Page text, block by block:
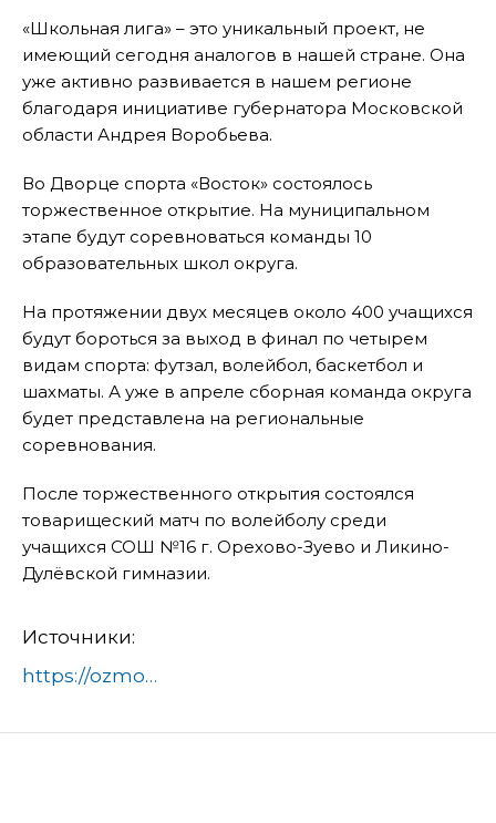
«Школьная лига» – это уникальный проект, не
имеющий сегодня аналогов в нашей стране. Она
уже активно развивается в нашем регионе
благодаря инициативе губернатора Московской
области Андрея Воробьева.
Во Дворце спорта «Восток» состоялось
торжественное открытие. На муниципальном
этапе будут соревноваться команды 10
образовательных школ округа.
На протяжении двух месяцев около 400 учащихся
будут бороться за выход в финал по четырем
видам спорта: футзал, волейбол, баскетбол и
шахматы. А уже в апреле сборная команда округа
будет представлена на региональные
соревнования.
После торжественного открытия состоялся
товарищеский матч по волейболу среди
учащихся СОШ №16 г. Орехово-Зуево и Ликино-
Дулёвской гимназии.
Источники:
https://ozmo.ru/article/orehovo-zuevskij-okrug-vstupil-v-edinuyu-shkolnuyu-ligu-661826